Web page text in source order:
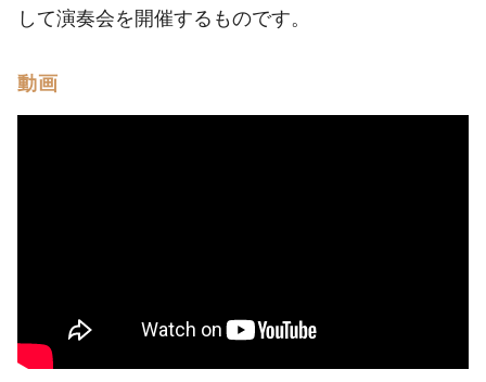
して演奏会を開催するものです。
動画